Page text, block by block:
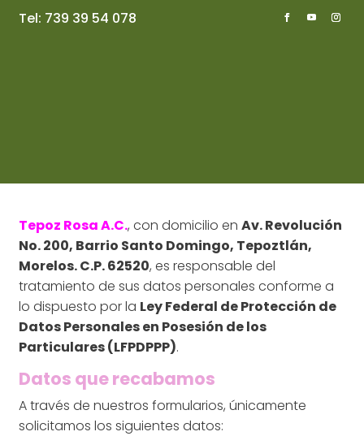
Tel: 739 39 54 078
Tepoz Rosa A.C., con domicilio enAv. Revolución
No. 200, Barrio Santo Domingo, Tepoztlán,
Morelos. C.P. 62520, es responsable del
tratamiento de sus datos personales conforme a
lo dispuesto por la Ley Federal de Protección de
Datos Personales en Posesión de los
Particulares (LFPDPPP).
Datos que recabamos
A través de nuestros formularios, únicamente
solicitamos los siguientes datos: